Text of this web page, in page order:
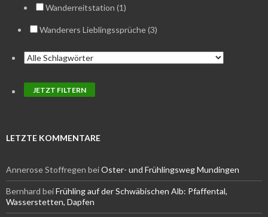
Wanderreitstation (1)
Wanderers Lieblingssprüche (3)
LETZTE KOMMENTARE
Annerose Stoffregen beiOster- und Frühlingsweg Mundingen
Bernhard beiFrühling auf der Schwäbischen Alb: Pfaffental,
Wasserstetten, Dapfen